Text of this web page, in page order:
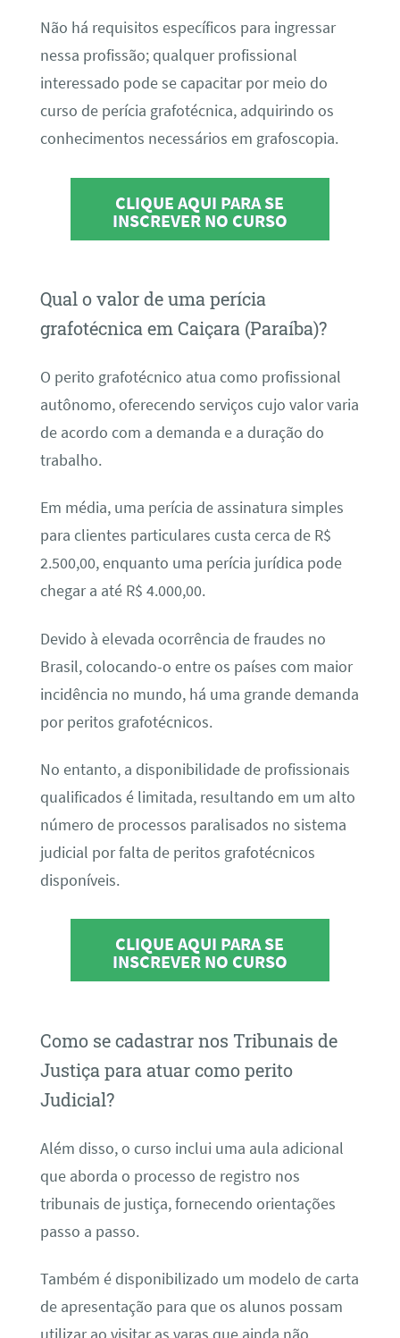
Não há requisitos específicos para ingressar
nessa profissão; qualquer profissional
interessado pode se capacitar por meio do
curso de perícia grafotécnica, adquirindo os
conhecimentos necessários em grafoscopia.
CLIQUE AQUI PARA SE
INSCREVER NO CURSO
Qual o valor de uma perícia
grafotécnica em Caiçara (Paraíba)?
O perito grafotécnico atua como profissional
autônomo, oferecendo serviços cujo valor varia
de acordo com a demanda e a duração do
trabalho.
Em média, uma perícia de assinatura simples
para clientes particulares custa cerca de R$
2.500,00, enquanto uma perícia jurídica pode
chegar a até R$ 4.000,00.
Devido à elevada ocorrência de fraudes no
Brasil, colocando-o entre os países com maior
incidência no mundo, há uma grande demanda
por peritos grafotécnicos.
No entanto, a disponibilidade de profissionais
qualificados é limitada, resultando em um alto
número de processos paralisados no sistema
judicial por falta de peritos grafotécnicos
disponíveis.
CLIQUE AQUI PARA SE
INSCREVER NO CURSO
Como se cadastrar nos Tribunais de
Justiça para atuar como perito
Judicial?
Além disso, o curso inclui uma aula adicional
que aborda o processo de registro nos
tribunais de justiça, fornecendo orientações
passo a passo.
Também é disponibilizado um modelo de carta
de apresentação para que os alunos possam